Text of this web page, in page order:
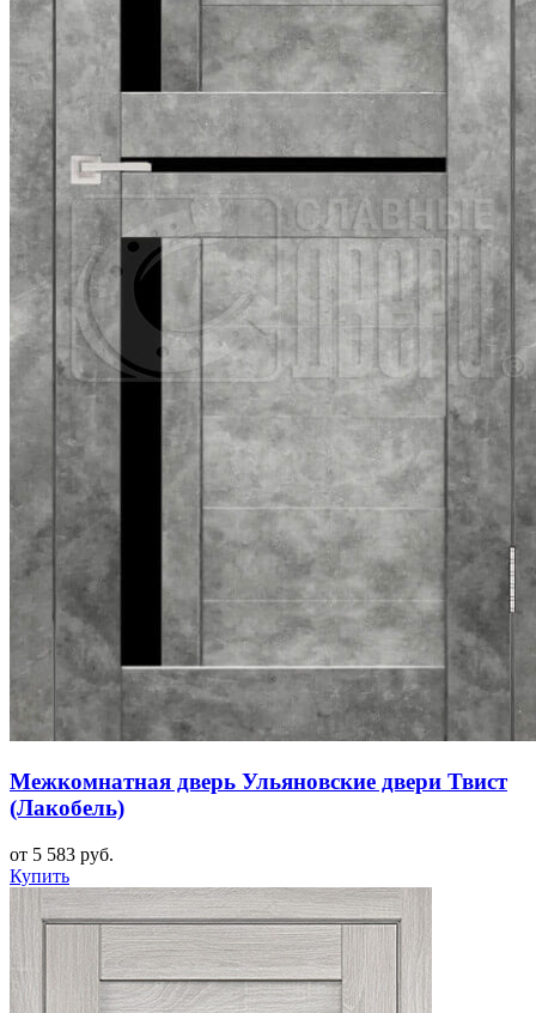
Межкомнатная дверь Ульяновские двери Твист
(Лакобель)
от 5 583 руб.
Купить